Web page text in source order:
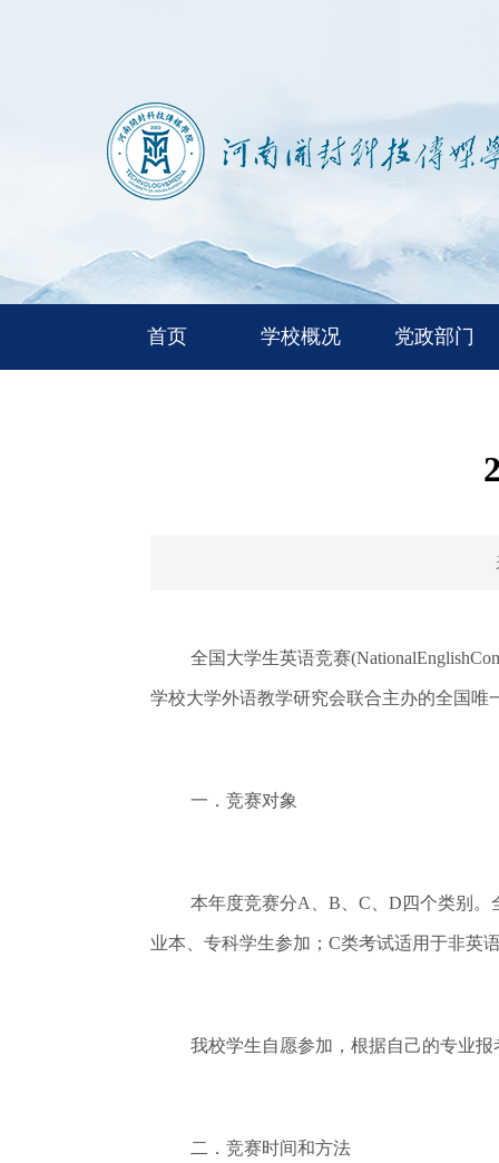
首页 学校概况 党政部门
全国大学生英语竞赛
学校大学外语教学研究会联合主办的全国唯
一．竞赛对象
本年度竞赛分A、B、C、D四个类别
业本、专科学生参加；C类考试适用于非英
我校学生自愿参加，根据自己的专业
二．竞赛时间和方法